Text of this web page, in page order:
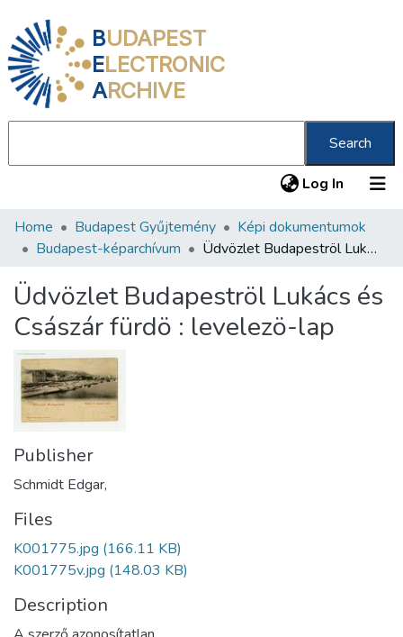
BUDAPEST
ELECTRONIC
ARCHIVE
Search
Log In (current)
Communities & Collections
Statistics
About us
Home Budapest Gyűjtemény
Képi dokumentumok
Budapest-képarchívum
Üdvözlet Budapeströl Lukács és Császár fürdö : levelezö-lap
Üdvözlet Budapeströl Lukács és
Császár fürdö : levelezö-lap
Publisher
Schmidt Edgar,
Files
K001775.jpg (166.11 KB)
K001775v.jpg (148.03 KB)
Description